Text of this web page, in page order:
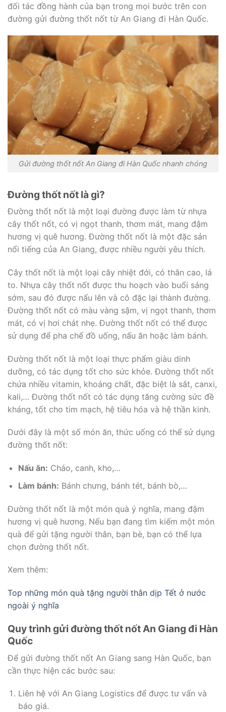
đối tác đồng hành của bạn trong mọi bước trên con
đường gửi đường thốt nốt từ An Giang đi Hàn Quốc.
Gửi đường thốt nốt An Giang đi Hàn Quốc nhanh chóng
Đường thốt nốt là gì?
Đường thốt nốt là một loại đường được làm từ nhựa
cây thốt nốt, có vị ngọt thanh, thơm mát, mang đậm
hương vị quê hương. Đường thốt nốt là một đặc sản
nổi tiếng của An Giang, được nhiều người yêu thích.
Cây thốt nốt là một loại cây nhiệt đới, có thân cao, lá
to. Nhựa cây thốt nốt được thu hoạch vào buổi sáng
sớm, sau đó được nấu lên và cô đặc lại thành đường.
Đường thốt nốt có màu vàng sậm, vị ngọt thanh, thơm
mát, có vị hơi chát nhẹ. Đường thốt nốt có thể được
sử dụng để pha chế đồ uống, nấu ăn hoặc làm bánh.
Đường thốt nốt là một loại thực phẩm giàu dinh
dưỡng, có tác dụng tốt cho sức khỏe. Đường thốt nốt
chứa nhiều vitamin, khoáng chất, đặc biệt là sắt, canxi,
kali,… Đường thốt nốt có tác dụng tăng cường sức đề
kháng, tốt cho tim mạch, hệ tiêu hóa và hệ thần kinh.
Dưới đây là một số món ăn, thức uống có thể sử dụng
đường thốt nốt:
Nấu ăn: Cháo, canh, kho,…
Làm bánh: Bánh chưng, bánh tét, bánh bò,…
Đường thốt nốt là một món quà ý nghĩa, mang đậm
hương vị quê hương. Nếu bạn đang tìm kiếm một món
quà để gửi tặng người thân, bạn bè, bạn có thể lựa
chọn đường thốt nốt.
Xem thêm:
Top những món quà tặng người thân dịp Tết ở nước
ngoài ý nghĩa
Quy trình gửi đường thốt nốt An Giang đi Hàn
Quốc
Để gửi đường thốt nốt An Giang sang Hàn Quốc, bạn
cần thực hiện các bước sau:
Liên hệ với An Giang Logistics để được tư vấn và
báo giá.